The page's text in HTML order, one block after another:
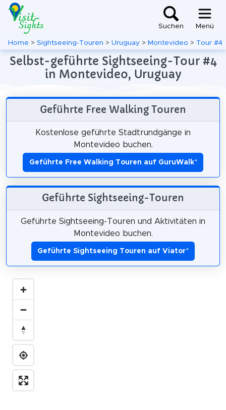
Suchen Menü
Home > Sightseeing-Touren > Uruguay > Montevideo > Tour #4
Selbst-geführte Sightseeing-Tour #4
in Montevideo, Uruguay
Geführte Free Walking Touren
Kostenlose geführte Stadtrundgänge in
Montevideo buchen.
Geführte Free Walking Touren auf GuruWalk*
Geführte Sightseeing-Touren
Geführte Sightseeing-Touren und Aktivitäten in
Montevideo buchen.
Geführte Sightseeing Touren auf Viator*